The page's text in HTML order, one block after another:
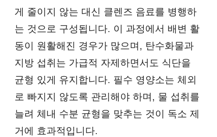
게 줄이지 않는 대신 클렌즈 음료를 병행하
는 것으로 구성됩니다. 이 과정에서 배변 활
동이 원활해진 경우가 많으며, 탄수화물과
지방 섭취는 가급적 자제하면서도 식단을
균형 있게 유지합니다. 필수 영양소는 체외
로 빠지지 않도록 관리해야 하며, 물 섭취를
늘려 체내 수분 균형을 맞추는 것이 독소 제
거에 효과적입니다.